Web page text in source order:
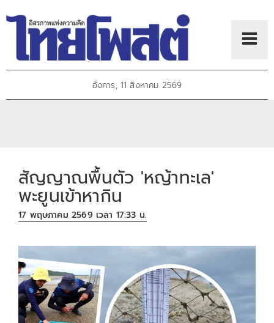
อังคาร, 11 สิงหาคม 2569
สัญญาณพื้นตัว 'หญ้าทะเล'
พะยูนเข้าหากิน
17 พฤษภาคม 2569 เวลา 17:33 น.